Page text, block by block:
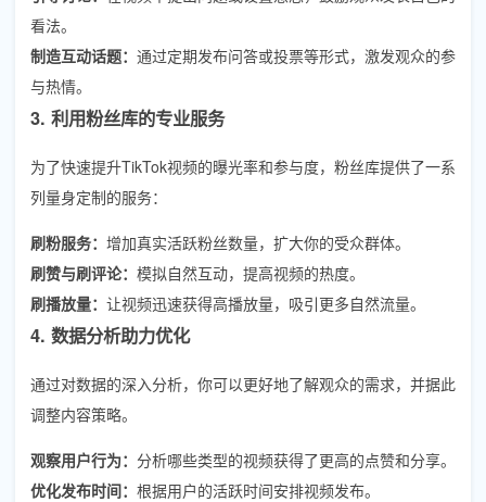
看法。
制造互动话题： 通过定期发布问答或投票等形式，激发观众的参
与热情。
3. 利用粉丝库的专业服务
为了快速提升TikTok视频的曝光率和参与度，粉丝库提供了一系
列量身定制的服务：
刷粉服务： 增加真实活跃粉丝数量，扩大你的受众群体。
刷赞与刷评论： 模拟自然互动，提高视频的热度。
刷播放量： 让视频迅速获得高播放量，吸引更多自然流量。
4. 数据分析助力优化
通过对数据的深入分析，你可以更好地了解观众的需求，并据此
调整内容策略。
观察用户行为： 分析哪些类型的视频获得了更高的点赞和分享。
优化发布时间： 根据用户的活跃时间安排视频发布。